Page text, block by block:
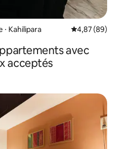
Kahilipara Évaluation
4,87 (89)
avec
acceptés